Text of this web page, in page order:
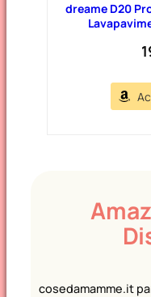
dreame D20
cosedamamme.it